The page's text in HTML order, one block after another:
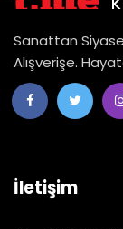
Sanattan
Alışverişe.
İletişim